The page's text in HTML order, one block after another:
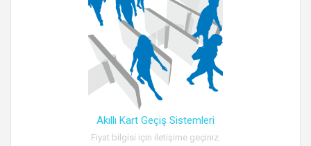
Akıllı Kart Geçiş Sistemleri
Fiyat bilgisi için iletişime geçiniz.